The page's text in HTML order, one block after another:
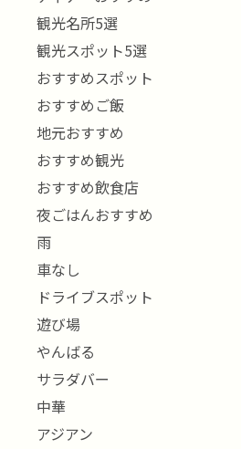
観光名所5選
観光スポット5選
おすすめスポット
おすすめご飯
地元おすすめ
おすすめ観光
おすすめ飲食店
夜ごはんおすすめ
雨
車なし
ドライブスポット
遊び場
やんばる
サラダバー
中華
アジアン